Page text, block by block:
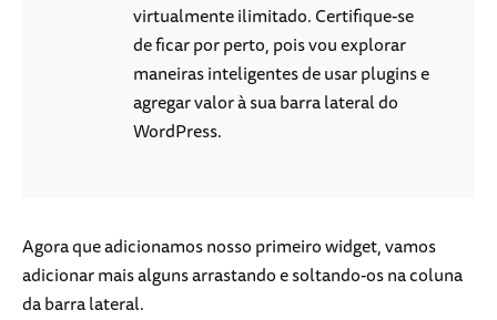
virtualmente ilimitado. Certifique-se
de ficar por perto, pois vou explorar
maneiras inteligentes de usar plugins e
agregar valor à sua barra lateral do
WordPress.
Agora que adicionamos nosso primeiro widget, vamos
adicionar mais alguns arrastando e soltando-os na coluna
da barra lateral.